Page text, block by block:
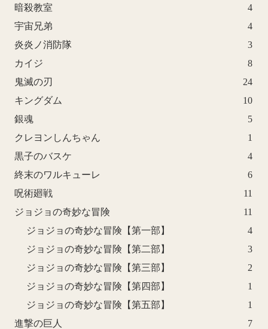
暗殺教室
4
宇宙兄弟
4
炎炎ノ消防隊
3
カイジ
8
鬼滅の刃
24
キングダム
10
銀魂
5
クレヨンしんちゃん
1
黒子のバスケ
4
終末のワルキューレ
6
呪術廻戦
11
ジョジョの奇妙な冒険
11
ジョジョの奇妙な冒険【第一部】
4
ジョジョの奇妙な冒険【第二部】
3
ジョジョの奇妙な冒険【第三部】
2
ジョジョの奇妙な冒険【第四部】
1
ジョジョの奇妙な冒険【第五部】
1
進撃の巨人
7